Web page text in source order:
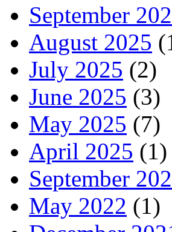
September
August 2025
July 2025 (2)
June 2025 (3)
May 2025 (7)
April 2025 (1)
September
May 2022 (1)